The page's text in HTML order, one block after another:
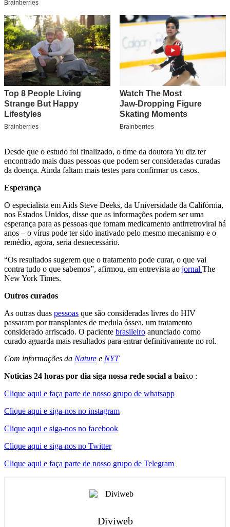
Desde que o estudo foi finalizado, o time da doutora Yu diz ter
encontrado mais duas pessoas que podem ser consideradas curadas
da doença. Ainda faltam mais testes para confirmar os casos.
Esperança
O especialista em Aids Steve Deeks, da Universidade da Califórnia,
nos Estados Unidos, disse que as informações podem ser uma
esperança para as pessoas que tomam medicamento antirretroviral há
anos – o vírus pode ter sido inativado pelo mesmo mecanismo e o
remédio, agora, seria desnecessário.
“Os resultados sugerem que o tratamento pode curar, o que vai
contra tudo o que sabemos”, afirmou, em entrevista ao jornal The
New York Times.
Outros curados
As outras duas pessoas que são consideradas livres do HIV
passaram por transplantes de medula óssea, um tratamento
considerado arriscado. O paciente brasileiro anunciado como
curado aguarda mais resultados para entrar definitivamente no rol.
Com informações da Nature e NYT
Noticias 24 horas por dia siga nossa rede social a baixo :
Clique aqui e faça parte de nosso grupo de whatsapp
Clique aqui e siga-nos no instagram
Clique aqui e siga-nos no facebook
Clique aqui e siga-nos no Twitter
Clique aqui e faça parte de nosso grupo de Telegram
Diviweb